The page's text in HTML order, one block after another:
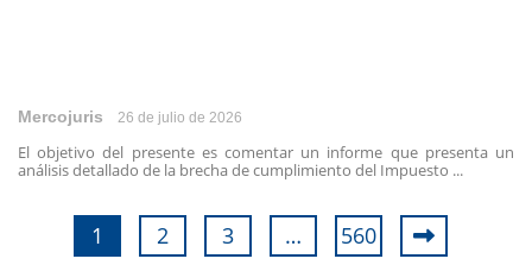
Mercojuris 26 de julio de 2026
El objetivo del presente es comentar un informe que presenta un
análisis detallado de la brecha de cumplimiento del Impuesto ...
1 2 3 … 560